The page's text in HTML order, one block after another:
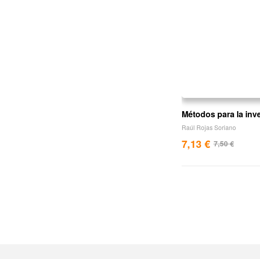
Métodos para la
Raúl Rojas Soriano
7,50€
7,13 €